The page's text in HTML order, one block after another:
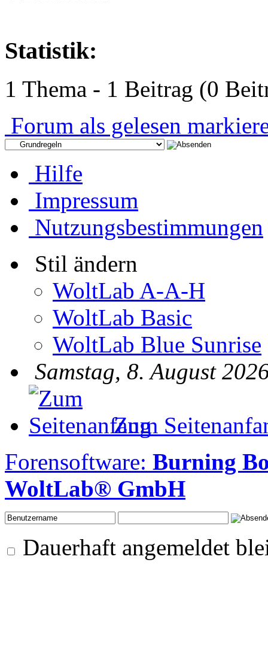
Statistik:
1 Thema - 1 Beitrag (0
Forum als gelesen
Hilfe
Impressum
Nutzungsbestimmungen
Stil ändern
WoltLab A-A-H
WoltLab Basic
WoltLab Blue Sunrise
Samstag, 8. August
Zum
Forensoftware: Burning
WoltLab® GmbH
Dauerhaft angemeldet